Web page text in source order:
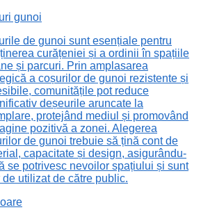
gunoi
de gunoi sunt esențiale pentru
curățeniei și a ordinii în spațiile
și parcuri. Prin amplasarea
a coșurilor de gunoi rezistente și
comunitățile pot reduce
deșeurile aruncate la
protejând mediul și promovând
pozitivă a zonei. Alegerea
de gunoi trebuie să țină cont de
capacitate și design, asigurându-
se potrivesc nevoilor spațiului și sunt
de utilizat de către public.